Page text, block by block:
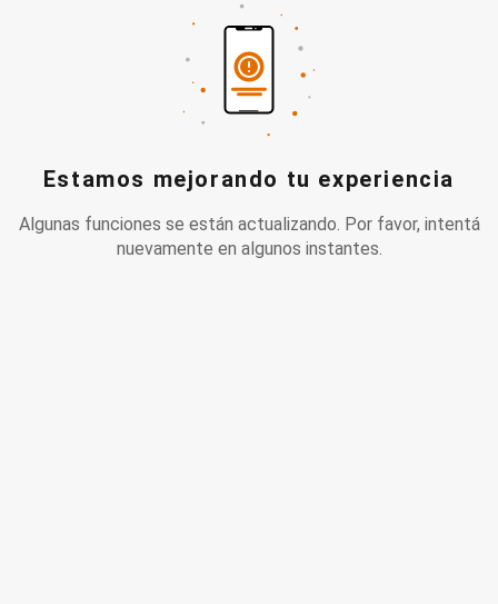
Estamos mejorando tu experiencia
Algunas funciones se están actualizando. Por favor, intentá
nuevamente en algunos instantes.